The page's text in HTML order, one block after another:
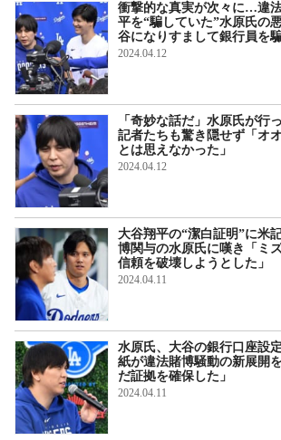
衝撃的な真実が次々に…違
平を“騙していた”水原氏の
谷になりすまして銀行員を騙
2024.04.12
「奇妙な話だ」水原氏が行
記者たちも驚き隠せず「オ
とは思えなかった」
2024.04.12
大谷翔平の“潔白証明”に米
博関与の水原氏に嘆き「ミ
信頼を破壊しようとした」
2024.04.11
水原氏、大谷の銀行口座設
紙が違法賭博騒動の新展開
だ証拠を確保した」
2024.04.11